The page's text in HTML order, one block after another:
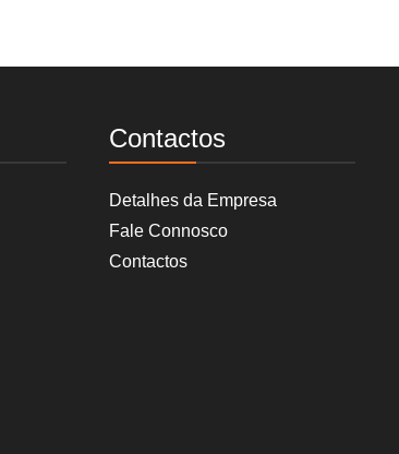
Contactos
Detalhes da Empresa
Fale Connosco
Contactos